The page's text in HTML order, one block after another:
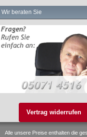
Wir beraten Sie
Vertrag widerrufen
Alle unsere Preise enthalten die